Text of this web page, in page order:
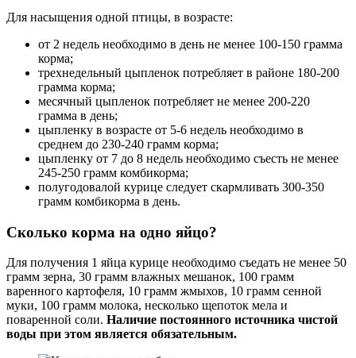
Для насыщения одной птицы, в возрасте:
от 2 недель необходимо в день не менее 100-150 грамма
корма;
трехнедельный цыпленок потребляет в районе 180-200
грамма корма;
месячный цыпленок потребляет не менее 200-220
грамма в день;
цыпленку в возрасте от 5-6 недель необходимо в
среднем до 230-240 грамм корма;
цыпленку от 7 до 8 недель необходимо съесть не менее
245-250 грамм комбикорма;
полугодовалой курице следует скармливать 300-350
грамм комбикорма в день.
Сколько корма на одно яйцо?
Для получения 1 яйца курице необходимо съедать не менее 50
грамм зерна, 30 грамм влажных мешанок, 100 грамм
варенного картофеля, 10 грамм жмыхов, 10 грамм сенной
муки, 100 грамм молока, несколько щепоток мела и
поваренной соли. Наличие постоянного источника чистой
воды при этом является обязательным.